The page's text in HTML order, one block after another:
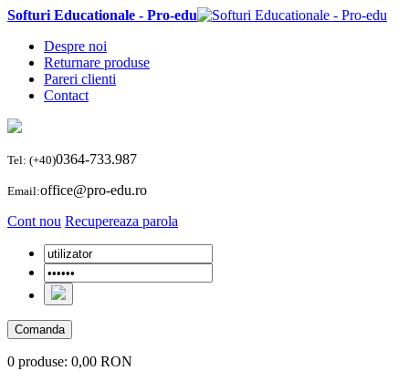
Softuri Educationale - Pro-edu
Despre noi
Returnare produse
Pareri clienti
Contact
Tel: (+40)0364-733.987
Email:office@pro-edu.ro
Cont nou Recupereaza parola
Comanda
0 produse: 0,00 RON